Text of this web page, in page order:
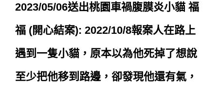
2023/05/06送出桃園車禍腹膜炎小貓 福
福 (開心結案): 2022/10/8報案人在路上
遇到一隻小貓，原本以為他死掉了想說
至少把他移到路邊，卻發現他還有氣，